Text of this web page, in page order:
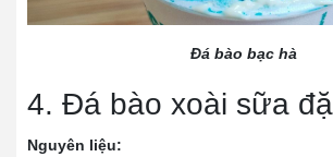
Đá bào bạc hà
4. Đá bào xoài sữa
Nguyên liệu: